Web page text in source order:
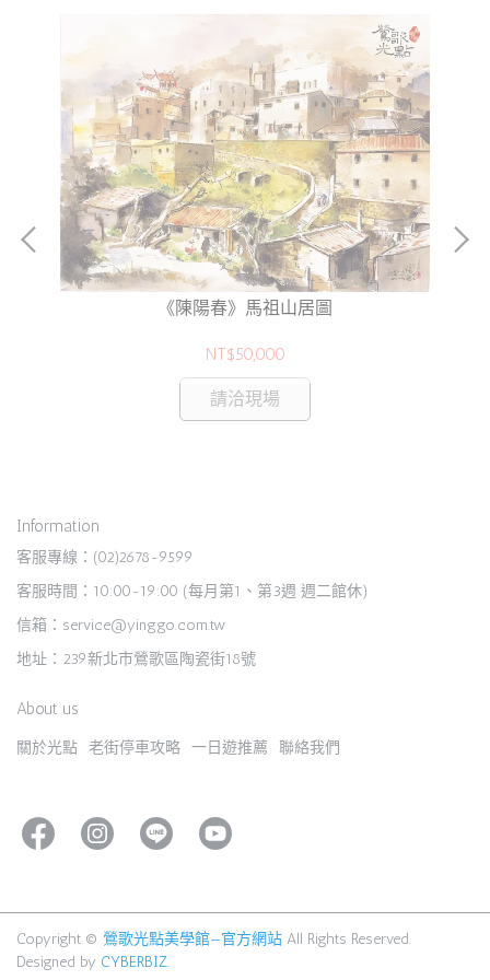
《陳陽春》馬祖山居圖
NT$50,000
請洽現場
Information
客服專線：(02)2678-9599
客服時間：10:00-19:00 (每月第1、第3週 週二館休)
信箱：service@yinggo.com.tw
地址：239新北市鶯歌區陶瓷街18號
About us
關於光點 老街停車攻略 一日遊推薦 聯絡我們
Copyright © 鶯歌光點美學館—官方網站 All Rights Reserved.
Designed by CYBERBIZ.